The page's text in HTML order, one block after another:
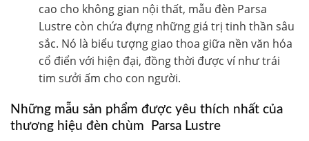
cao cho không gian nội thất, mẫu đèn Parsa
Lustre còn chứa đựng những giá trị tinh thần sâu
sắc. Nó là biểu tượng giao thoa giữa nền văn hóa
cổ điển với hiện đại, đồng thời được ví như trái
tim sưởi ấm cho con người.
Những mẫu sản phẩm được yêu thích nhất của
thương hiệu đèn chùm Parsa Lustre